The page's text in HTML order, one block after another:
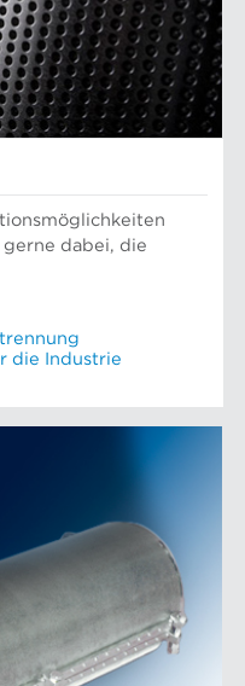
Industrie
dabei, die
die Industrie